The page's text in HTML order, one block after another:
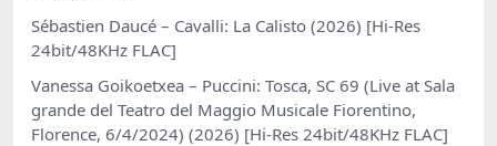
Sébastien Daucé – Cavalli: La Calisto (2026) [Hi-Res
24bit/48KHz FLAC]
Vanessa Goikoetxea – Puccini: Tosca, SC 69 (Live at Sala
grande del Teatro del Maggio Musicale Fiorentino,
Florence, 6/4/2024) (2026) [Hi-Res 24bit/48KHz FLAC]